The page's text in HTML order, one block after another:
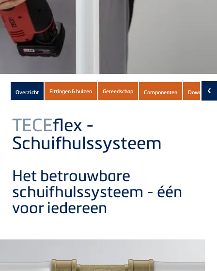
Subnavigation
of
current
Product
Overzicht Fittingen & buizen Gereedschap Componenten Downloads
‹
TECEflex -
Schuifhulssysteem
Het betrouwbare
schuifhulssysteem - één
voor iedereen